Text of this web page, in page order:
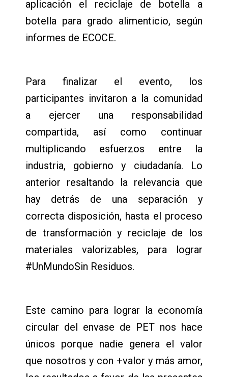
aplicación el reciclaje de botella a
botella para grado alimenticio, según
informes de ECOCE.
Para finalizar el evento, los
participantes invitaron a la comunidad
a ejercer una responsabilidad
compartida, así como continuar
multiplicando esfuerzos entre la
industria, gobierno y ciudadanía. Lo
anterior resaltando la relevancia que
hay detrás de una separación y
correcta disposición, hasta el proceso
de transformación y reciclaje de los
materiales valorizables, para lograr
#UnMundoSin Residuos.
Este camino para lograr la economía
circular del envase de PET nos hace
únicos porque nadie genera el valor
que nosotros y con +valor y más amor,